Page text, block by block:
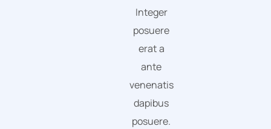
Integer
posuere
erat a
ante
venenatis
dapibus
posuere.